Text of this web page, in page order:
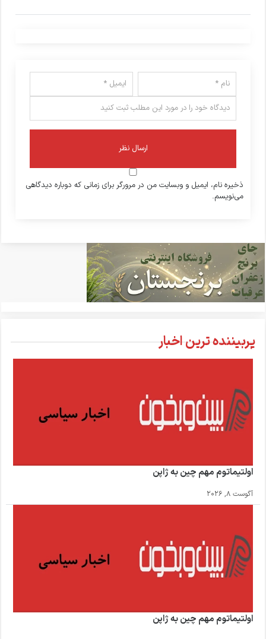
ذخیره نام، ایمیل و وبسایت من در مرورگر برای زمانی که دوباره دیدگاهی
می‌نویسم.
پربیننده ترین اخبار
اولتیماتوم مهم چین به ژاپن
آگوست 8, 2026
اولتیماتوم مهم چین به ژاپن